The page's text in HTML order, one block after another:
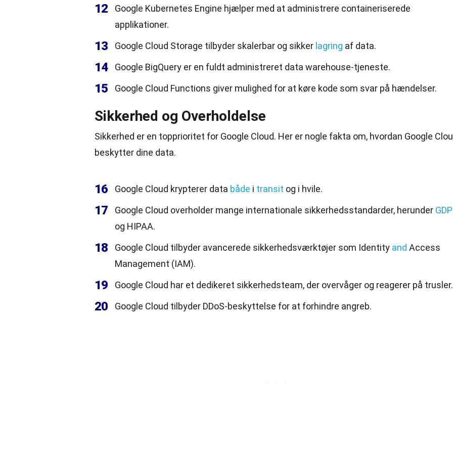
12
Google Kubernetes Engine hjælper med at administrere containeriserede
applikationer.
13 Google Cloud Storage tilbyder skalerbar og sikker lagring af data.
14 Google BigQuery er en fuldt administreret data warehouse-tjeneste.
15 Google Cloud Functions giver mulighed for at køre kode som svar på hændelser.
Sikkerhed og Overholdelse
Sikkerhed er en topprioritet for Google Cloud. Her er nogle fakta om, hvordan Google
beskytter dine data.
16 Google Cloud krypterer data både i transit og i hvile.
17 Google Cloud overholder mange internationale sikkerhedsstandarder, herunder
og HIPAA.
18 Google Cloud tilbyder avancerede sikkerhedsværktøjer som Identity and Access
Management (IAM).
19 Google Cloud har et dedikeret sikkerhedsteam, der overvåger og reagerer på trusler.
20 Google Cloud tilbyder DDoS-beskyttelse for at forhindre angreb.